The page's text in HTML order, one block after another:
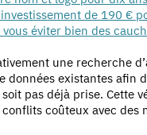
de 190 €
éviter bien des
une recherche
données existantes afin
pas déjà prise. Cette
coûteux avec des